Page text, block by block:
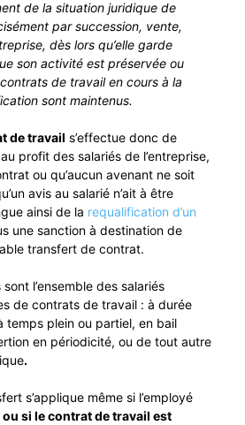
de la situation juridique de
par succession, vente,
dès lors qu’elle garde
son activité est préservée ou
de travail en cours à la
sont maintenus.
de travail s’effectue donc de
profit des salariés de l’entreprise,
ou qu’aucun avenant ne soit
avis au salarié n’ait à être
ainsi de la requalification d’un
une sanction à destination de
transfert de contrat.
l’ensemble des salariés
de contrats de travail : à durée
temps plein ou partiel, en bail
en périodicité, ou de tout autre
.
s’applique même si l’employé
ou si le contrat de travail est